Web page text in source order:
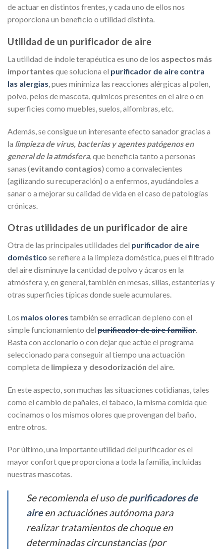
de actuar en distintos frentes, y cada uno de ellos nos
proporciona un beneficio o utilidad distinta.
Utilidad de un purificador de aire
La utilidad de índole terapéutica es uno de los aspectos más
importantes que soluciona el purificador de aire contra
las alergias, pues minimiza las reacciones alérgicas al polen,
polvo, pelos de mascota, químicos presentes en el aire o en
superficies como muebles, suelos, alfombras, etc.
Además, se consigue un interesante efecto sanador gracias a
la limpieza de virus, bacterias y agentes patógenos en
general de la atmósfera, que beneficia tanto a personas
sanas (evitando contagios) como a convalecientes
(agilizando su recuperación) o a enfermos, ayudándoles a
sanar o a mejorar su calidad de vida en el caso de patologías
crónicas.
Otras utilidades de un purificador de aire
Otra de las principales utilidades del purificador de aire
doméstico se refiere a la limpieza doméstica, pues el filtrado
del aire disminuye la cantidad de polvo y ácaros en la
atmósfera y, en general, también en mesas, sillas, estanterías y
otras superficies típicas donde suele acumulares.
Los malos olores también se erradican de pleno con el
simple funcionamiento del purificador de aire familiar.
Basta con accionarlo o con dejar que actúe el programa
seleccionado para conseguir al tiempo una actuación
completa de limpieza y desodorización del aire.
En este aspecto, son muchas las situaciones cotidianas, tales
como el cambio de pañales, el tabaco, la misma comida que
cocinamos o los mismos olores que provengan del baño,
entre otros.
Por último, una importante utilidad del purificador es el
mayor confort que proporciona a toda la familia, incluidas
nuestras mascotas.
Se recomienda el uso depurificadores de
aireen actuaciónes autónoma para
realizar tratamientos de choque en
determinadas circunstancias (por